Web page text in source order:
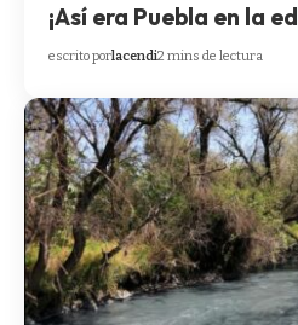
¡Así era Puebla en la
escrito porlacendi2 mins de lectura